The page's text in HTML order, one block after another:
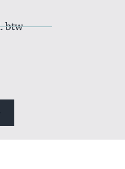
btw